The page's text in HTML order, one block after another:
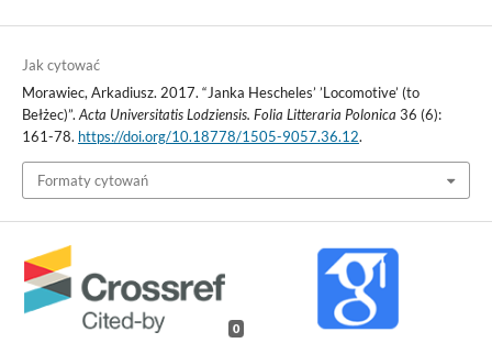
Jak cytować
Morawiec, Arkadiusz. 2017. “Janka Hescheles’ ’Locomotive’ (to
Bełżec)”. Acta Universitatis Lodziensis. Folia Litteraria Polonica 36 (6):
161-78. https://doi.org/10.18778/1505-9057.36.12.
Formaty cytowań
0